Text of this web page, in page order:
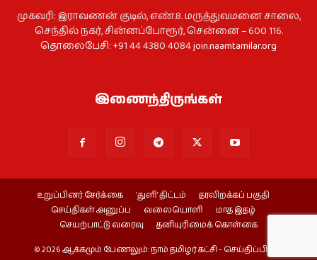
முகவரி: இராவணன் குடில், எண்.8. மருத்துவமனை சாலை,
செந்தில் நகர், சின்னப்போரூர், சென்னை – 600 116.
தொலைபேசி: +91 44 4380 4084join.naamtamilar.org
இணைந்திருங்கள்
உறுப்பினர் சேர்க்கை ‘துளி’ திட்டம்
தரவிறக்கப் பகுதி
செய்திகள் அனுப்ப
வலையொளி
மாத இதழ்
செயற்பாட்டு வரைவு
தனியுரிமைக் கொள்கை
© 2026 ஆக்கமும் பேணலும்: நாம் தமிழர் கட்சி - செய்திப்பிரிவு